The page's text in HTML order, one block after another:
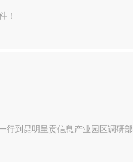
！
行到昆明呈贡信息产业园区调研部